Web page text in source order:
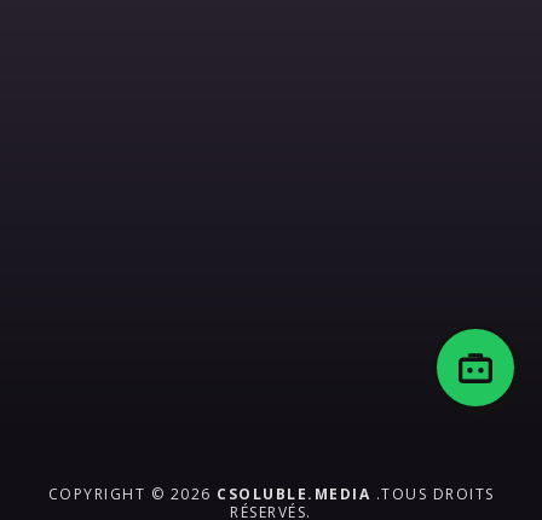
COPYRIGHT © 2026 CSOLUBLE.MEDIA .TOUS DROITS
RÉSERVÉS.